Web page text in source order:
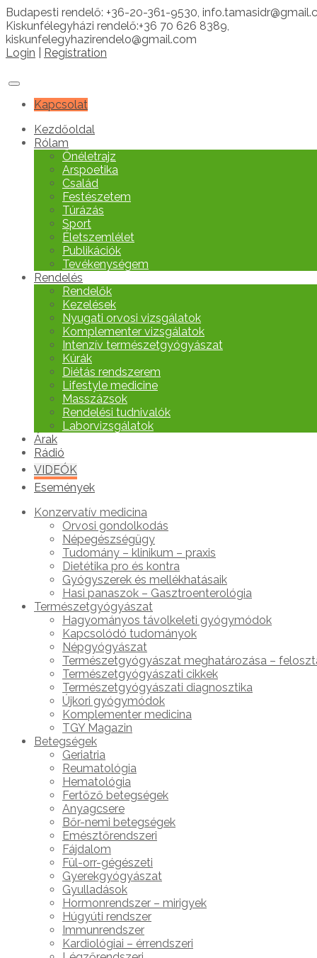
Budapesti rendelő: +36-20-361-9530,
Kiskunfélegyházi rendelő:+36 70 626 8389,
kiskunfelegyhazirendelo@gmail.com
Login
Registration
Kapcsolat
Kezdőoldal
Rólam
Önéletrajz
Arspoetika
Család
Festészetem
Túrázás
Sport
Életszemlélet
Publikációk
Tevékenységem
Rendelés
Rendelők
Kezelések
Nyugati orvosi vizsgálatok
Komplementer vizsgálatok
Intenzív természetgyógyászat
Kúrák
Diétás rendszerem
Lifestyle medicine
Masszázsok
Rendelési tudnivalók
Laborvizsgálatok
Árak
Rádió
VIDEÓK
Események
Konzervatív medicina
Orvosi gondolkodás
Népegészségügy
Tudomány – klinikum – praxis
Dietétika pro és kontra
Gyógyszerek és mellékhatásaik
Hasi panaszok – Gasztroenterológia
Természetgyógyászat
Hagyományos távolkeleti gyógymódok
Kapcsolódó tudományok
Népgyógyászat
Természetgyógyászat meghatározása –
Természetgyógyászati cikkek
Természetgyógyászati diagnosztika
Újkori gyógymódok
Komplementer medicina
TGY Magazin
Betegségek
Geriatria
Reumatológia
Hematológia
Fertőző betegségek
Anyagcsere
Bőr-nemi betegségek
Emésztőrendszeri
Fájdalom
Fül-orr-gégészeti
Gyerekgyógyászat
Gyulladások
Hormonrendszer – mirigyek
Húgyúti rendszer
Immunrendszer
Kardiológiai – érrendszeri